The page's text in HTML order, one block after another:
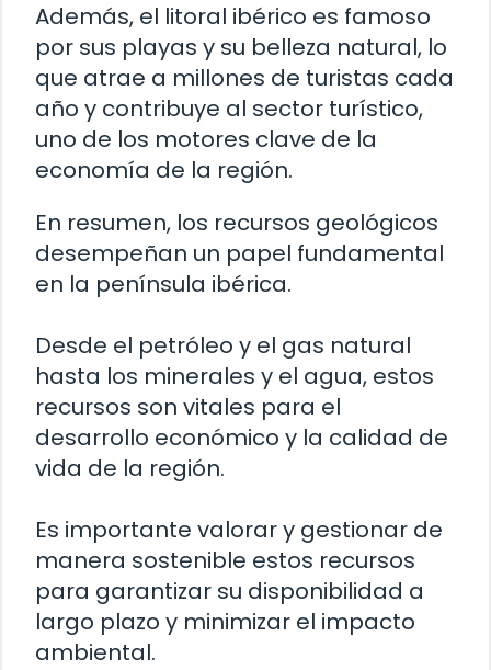
Además, el litoral ibérico es famoso
por sus playas y su belleza natural, lo
que atrae a millones de turistas cada
año y contribuye al sector turístico,
uno de los motores clave de la
economía de la región.
En resumen, los recursos geológicos
desempeñan un papel fundamental
en la península ibérica.
Desde el petróleo y el gas natural
hasta los minerales y el agua, estos
recursos son vitales para el
desarrollo económico y la calidad de
vida de la región.
Es importante valorar y gestionar de
manera sostenible estos recursos
para garantizar su disponibilidad a
largo plazo y minimizar el impacto
ambiental.